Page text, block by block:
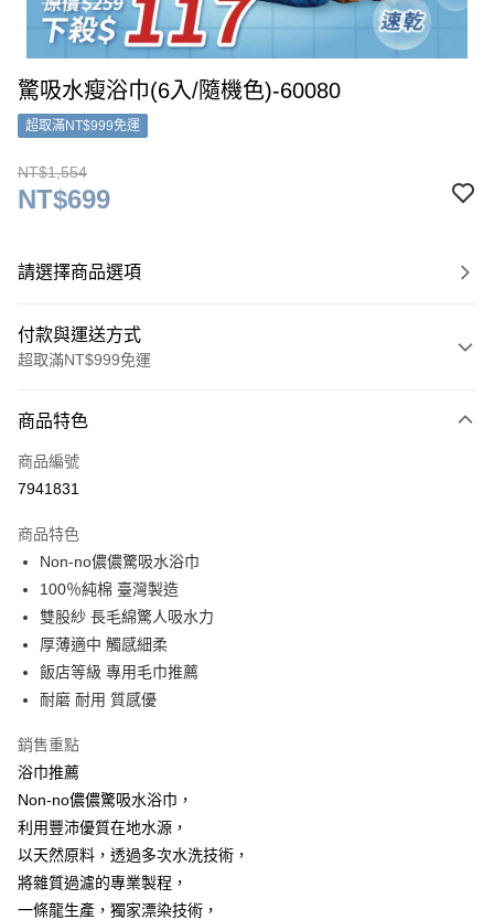
驚吸水瘦浴巾(6入/隨機色)-60080
超取滿NT$999免運
NT$1,554
NT$699
請選擇商品選項
付款與運送方式
超取滿NT$999免運
信用卡一次付款
超商取貨付款
Apple Pay
街口支付
悠遊付
運送方式
每筆NT$90，滿NT$999(含以上)免運費
7-11取貨付款
每筆NT$90，滿NT$999(含以上)免運費
每筆NT$90，滿NT$999(含以上)免運費
商品特色
商品編號
7941831
商品特色
Non-no儂儂驚吸水浴巾
100％純棉 臺灣製造
雙股紗 長毛綿驚人吸水力
厚薄適中 觸感細柔
飯店等級 專用毛巾推薦
耐磨 耐用 質感優
銷售重點
浴巾推薦
Non-no儂儂驚吸水浴巾，
利用豐沛優質在地水源，
以天然原料，透過多次水洗技術，
將雜質過濾的專業製程，
一條龍生產，獨家漂染技術，